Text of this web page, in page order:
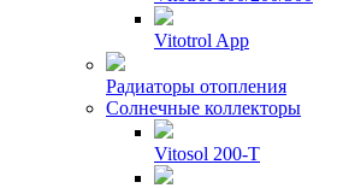
Vitotrol App
Радиаторы отопления
Солнечные коллекторы
Vitosol 200-T